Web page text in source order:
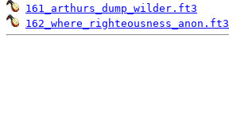
161_arthurs_dump_wilder.ft3
162_where_righteousness_anon.ft3